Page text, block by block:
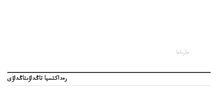
جارناما
رەداكتسيا تاڭداۋىتاڭداۋى